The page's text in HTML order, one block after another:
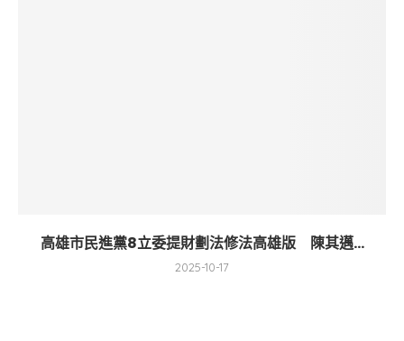
高雄市民進黨8立委提財劃法修法高雄版 陳其邁...
2025-10-17